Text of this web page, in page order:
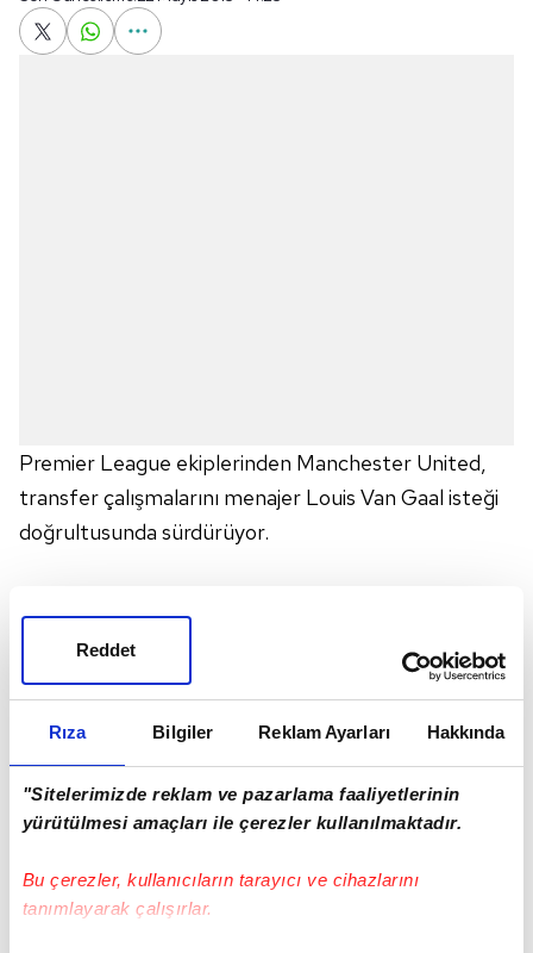
Rıza Bilgiler Reklam Ayarları Hakkında
"Sitelerimizde reklam ve pazarlama faaliyetlerinin
yürütülmesi amaçları ile çerezler kullanılmaktadır.
Bu çerezler, kullanıcıların tarayıcı ve cihazlarını
tanımlayarak çalışırlar.
Reddet
Premier League ekiplerinden Manchester United,
transfer çalışmalarını menajer Louis Van Gaal isteği
doğrultusunda sürdürüyor.
Hollandalı menajerin, Bayern Münih'in başındayken 2
yıl birlikte çalıştığı 30 yaşındaki yıldız oyuncu ile orta
sahadaki sorunu çözmeyi planladığı belirtildi. 2016
oyuncu geçtiğimiz dönemde yaptığı açıklamada
kulübüyle henüz sözleşme görüşmesi yapmadığını